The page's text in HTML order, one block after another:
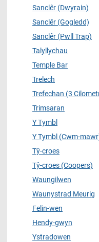
Sanclêr (Dwyrain)
Sanclêr (Gogledd)
Sanclêr (Pwll Trap)
Talyllychau
Temple Bar
Trelech
Trefechan (3
Trimsaran
Y Tymbl
Y Tymbl (Cwm-
Tŷ-croes
Tŷ-croes (Coopers)
Waungilwen
Waunystrad Meurig
Felin-wen
Hendy-gwyn
Ystradowen